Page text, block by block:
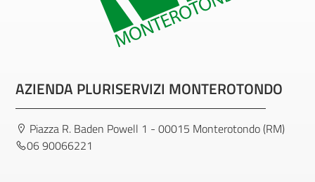
AZIENDA PLURISERVIZI MONTEROTONDO
Piazza R. Baden Powell 1 - 00015 Monterotondo (RM)
06 90066221